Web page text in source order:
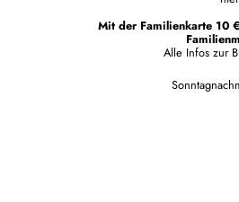
Mit der Familienkarte 10
Alle Infos zur